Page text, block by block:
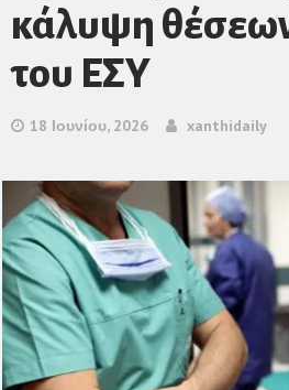
κάλυψη
του ΕΣΥ
18 Ιουνίου, 2026 xanthidaily